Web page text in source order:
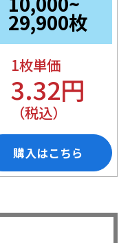
29,900枚
1枚単価
3.32円
（税込）
購入はこちら